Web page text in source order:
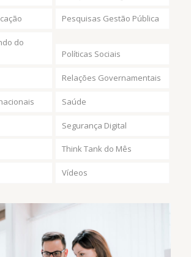
Pesquisas Gestão Pública
do
Políticas Sociais
Relações Governamentais
Saúde
Segurança Digital
Think Tank do Mês
Vídeos